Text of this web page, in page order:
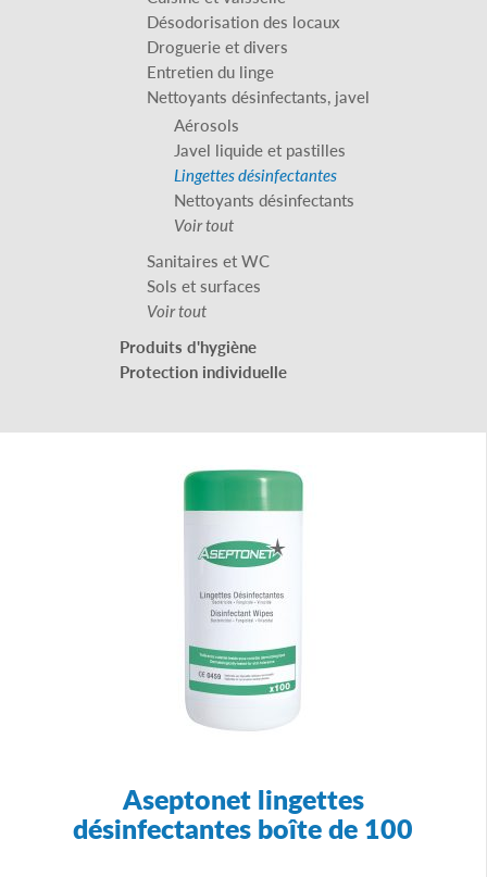
Désodorisation des locaux
Droguerie et divers
Entretien du linge
Nettoyants désinfectants, javel
Aérosols
Javel liquide et pastilles
Lingettes désinfectantes
Nettoyants désinfectants
Voir tout
Sanitaires et WC
Sols et surfaces
Voir tout
Produits d'hygiène
Protection individuelle
Aseptonet lingettes
désinfectantes boîte de 100